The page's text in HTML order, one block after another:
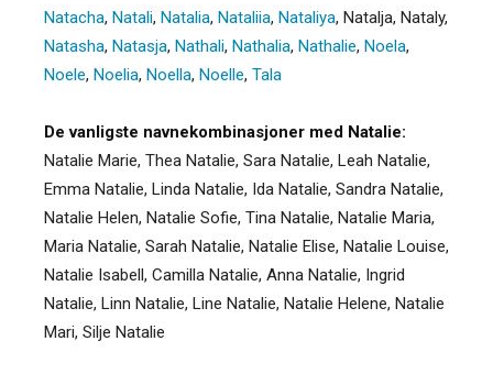
Natacha, Natali, Natalia, Nataliia, Nataliya, Natalja, Nataly,
Natasha, Natasja, Nathali, Nathalia, Nathalie, Noela,
Noele, Noelia, Noella, Noelle, Tala
De vanligste navnekombinasjoner med Natalie:
Natalie Marie, Thea Natalie, Sara Natalie, Leah Natalie,
Emma Natalie, Linda Natalie, Ida Natalie, Sandra Natalie,
Natalie Helen, Natalie Sofie, Tina Natalie, Natalie Maria,
Maria Natalie, Sarah Natalie, Natalie Elise, Natalie Louise,
Natalie Isabell, Camilla Natalie, Anna Natalie, Ingrid
Natalie, Linn Natalie, Line Natalie, Natalie Helene, Natalie
Mari, Silje Natalie